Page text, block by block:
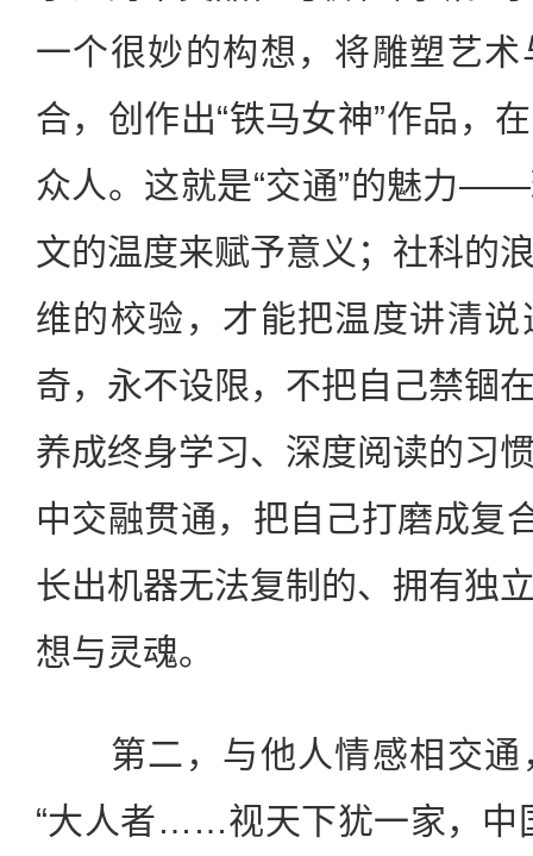
一个很妙的构想，将雕塑艺
合，创作出“铁马女神”作品，
众人。这就是“交通”的魅力
文的温度来赋予意义；社科的
维的校验，才能把温度讲清
奇，永不设限，不把自己禁锢
养成终身学习、深度阅读的习
中交融贯通，把自己打磨成复
长出机器无法复制的、拥有独
想与灵魂。
第二，与他人情感相交通
“大人者……视天下犹一家，中